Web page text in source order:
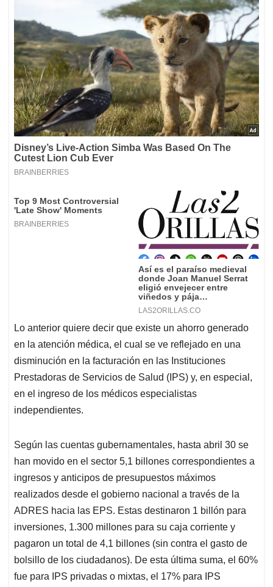
Lo anterior quiere decir que existe un ahorro generado
en la atención médica, el cual se ve reflejado en una
disminución en la facturación en las Instituciones
Prestadoras de Servicios de Salud (IPS) y, en especial,
en el ingreso de los médicos especialistas
independientes.
Según las cuentas gubernamentales, hasta abril 30 se
han movido en el sector 5,1 billones correspondientes a
ingresos y anticipos de presupuestos máximos
realizados desde el gobierno nacional a través de la
ADRES hacia las EPS. Estas destinaron 1 billón para
inversiones, 1.300 millones para su caja corriente y
pagaron un total de 4,1 billones (sin contra el gasto de
bolsillo de los ciudadanos). De esta última suma, el 60%
fue para IPS privadas o mixtas, el 17% para IPS